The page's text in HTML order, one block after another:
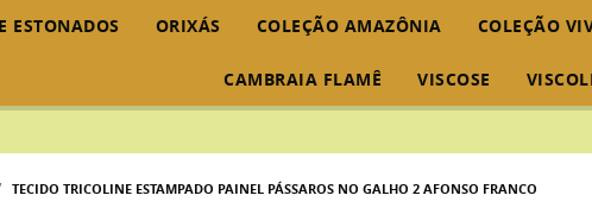
ESTONADOS ORIXÁS COLEÇÃO AMAZÔNIA COLEÇÃO
CAMBRAIA FLAMÊ VISCOSE
TECIDO TRICOLINE ESTAMPADO PAINEL PÁSSAROS NO GALHO 2 AFONSO FRANCO